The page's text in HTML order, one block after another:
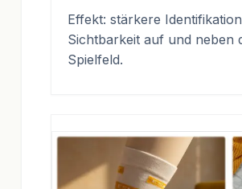
Effekt: stärkere
Sichtbarkeit auf und neben
Spielfeld.